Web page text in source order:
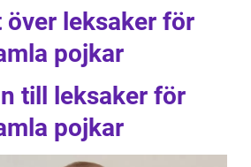
över leksaker för
pojkar
till leksaker för
pojkar